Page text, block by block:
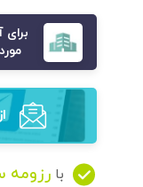
با رزومه